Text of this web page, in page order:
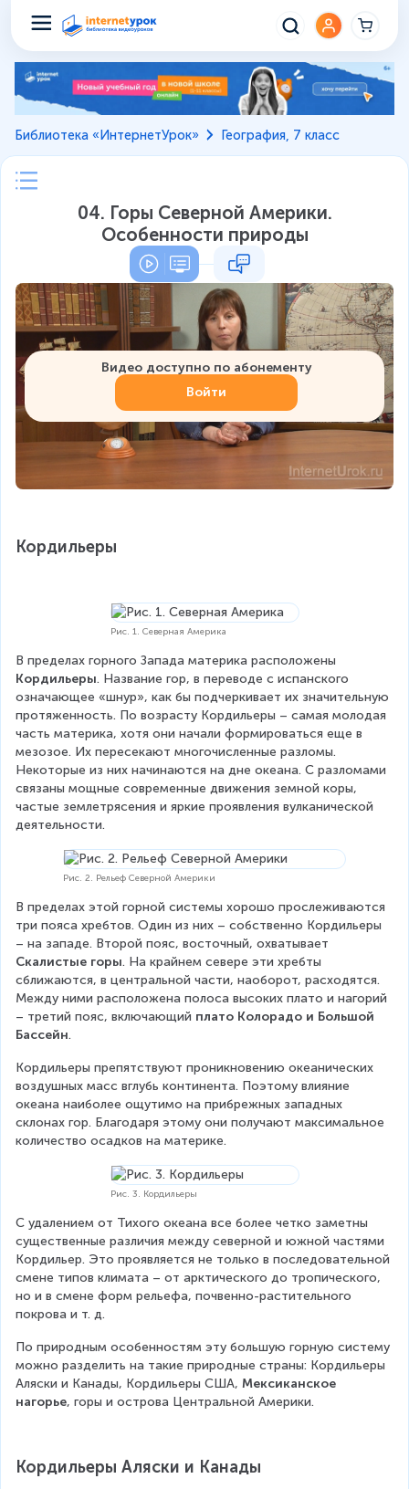
Библиотека «ИнтернетУрок» География, 7 класс
04. Горы Северной Америки.
Особенности природы
Видео доступно по абонементу
Войти
Кордильеры
Рис. 1. Северная Америка
В пределах горного Запада материка расположены
Кордильеры. Название гор, в переводе с испанского
означающее «шнур», как бы подчеркивает их значительную
протяженность. По возрасту Кордильеры – самая молодая
часть материка, хотя они начали формироваться еще в
мезозое. Их пересекают многочисленные разломы.
Некоторые из них начинаются на дне океана. С разломами
связаны мощные современные движения земной коры,
частые землетрясения и яркие проявления вулканической
деятельности.
Рис. 2. Рельеф Северной Америки
В пределах этой горной системы хорошо прослеживаются
три пояса хребтов. Один из них – собственно Кордильеры
– на западе. Второй пояс, восточный, охватывает
Скалистые горы. На крайнем севере эти хребты
сближаются, в центральной части, наоборот, расходятся.
Между ними расположена полоса высоких плато и нагорий
– третий пояс, включающий плато Колорадо и Большой
Бассейн.
Кордильеры препятствуют проникновению океанических
воздушных масс вглубь континента. Поэтому влияние
океана наиболее ощутимо на прибрежных западных
склонах гор. Благодаря этому они получают максимальное
количество осадков на материке.
Рис. 3. Кордильеры
С удалением от Тихого океана все более четко заметны
существенные различия между северной и южной частями
Кордильер. Это проявляется не только в последовательной
смене типов климата – от арктического до тропического,
но и в смене форм рельефа, почвенно-растительного
покрова и т. д.
По природным особенностям эту большую горную систему
можно разделить на такие природные страны: Кордильеры
Аляски и Канады, Кордильеры США, Мексиканское
нагорье, горы и острова Центральной Америки.
Кордильеры Аляски и Канады